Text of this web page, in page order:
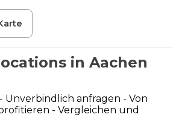
in Aachen
Unverbindlich anfragen - Von
- Vergleichen und